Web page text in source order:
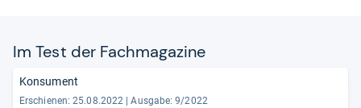
Im Test der Fach­ma­ga­zine
Konsument
Erschienen: 25.08.2022
Ausgabe: 9/2022